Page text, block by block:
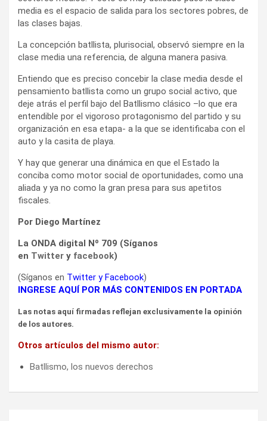
media es el espacio de salida para los sectores pobres, de
las clases bajas.
La concepción batllista, plurisocial, observó siempre en la
clase media una referencia, de alguna manera pasiva.
Entiendo que es preciso concebir la clase media desde el
pensamiento batllista como un grupo social activo, que
deje atrás el perfil bajo del Batllismo clásico –lo que era
entendible por el vigoroso protagonismo del partido y su
organización en esa etapa- a la que se identificaba con el
auto y la casita de playa.
Y hay que generar una dinámica en que el Estado la
conciba como motor social de oportunidades, como una
aliada y ya no como la gran presa para sus apetitos
fiscales.
Por Diego Martínez
La ONDA digital Nº 709 (Síganos
en Twitter y facebook)
(Síganos en Twitter yFacebook)
INGRESE AQUÍ POR MÁS CONTENIDOS EN PORTADA
Las notas aquí firmadas reflejan exclusivamente la opinión
de los autores.
Otros artículos del mismo autor:
Batllismo, los nuevos derechos